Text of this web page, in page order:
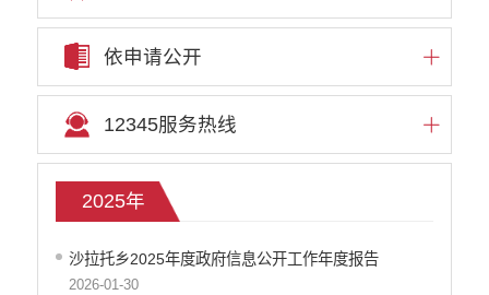
依申请公开
12345服务热线
2025年
沙拉托乡2025年度政府信息公开工作年度报告
2026-01-30